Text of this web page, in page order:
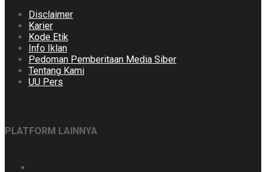
Disclaimer
Karier
Kode Etik
Info Iklan
Pedoman Pemberitaan Media Siber
Tentang Kami
UU Pers
PLATFORM LAINNYA